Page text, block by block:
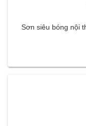
Sơn siêu bóng nội